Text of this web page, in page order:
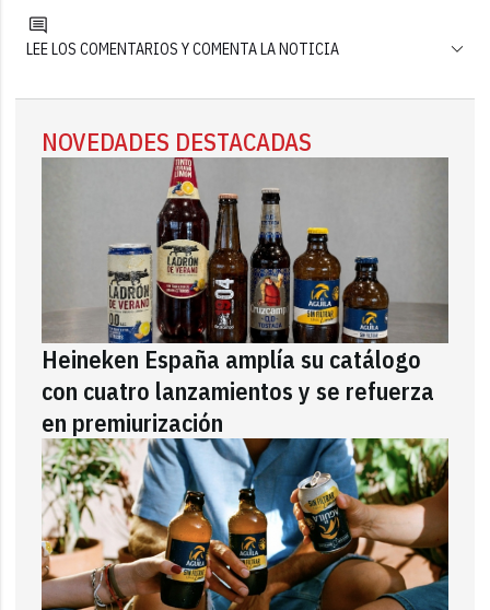
LEE LOS COMENTARIOS Y COMENTA LA NOTICIA
NOVEDADES DESTACADAS
Heineken España amplía su catálogo
con cuatro lanzamientos y se refuerza
en premiurización